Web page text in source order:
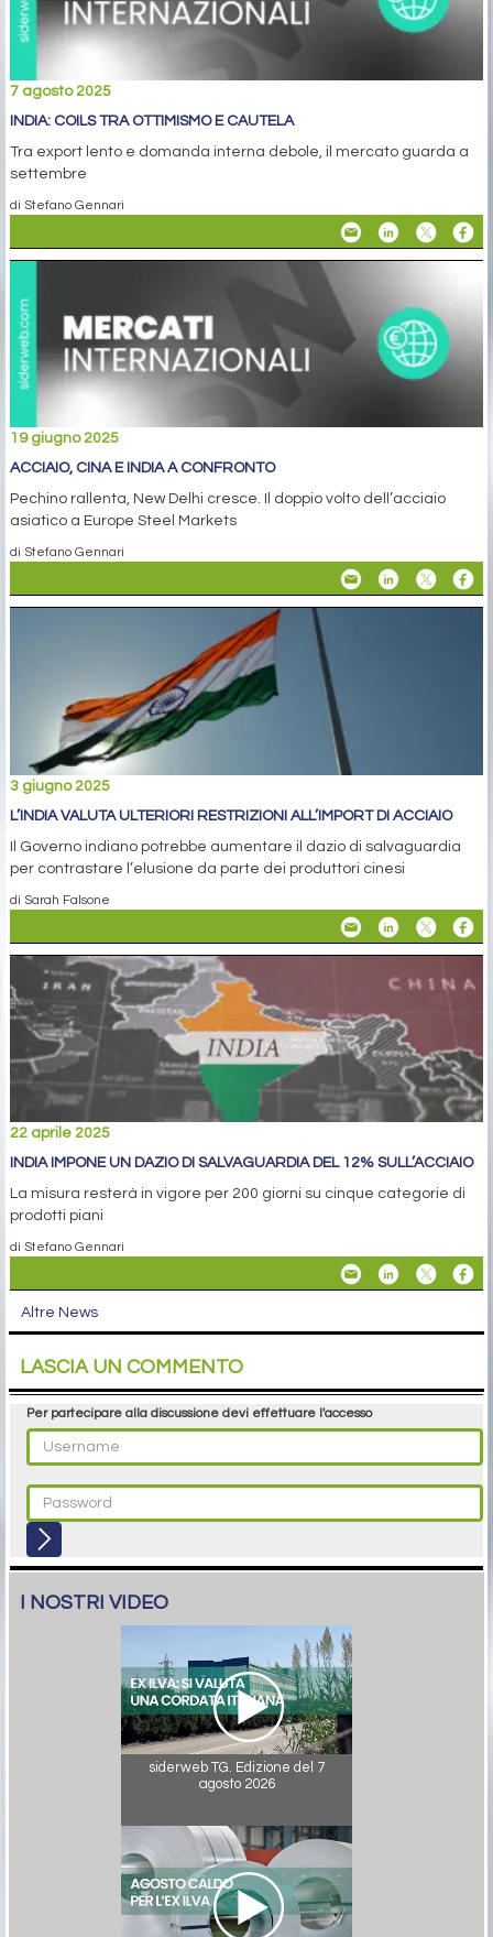
7 agosto 2025
INDIA: COILS TRA OTTIMISMO E CAUTELA
Tra export lento e domanda interna debole, il mercato guarda a
settembre
di Stefano Gennari
19 giugno 2025
ACCIAIO, CINA E INDIA A CONFRONTO
Pechino rallenta, New Delhi cresce. Il doppio volto dell’acciaio
asiatico a Europe Steel Markets
di Stefano Gennari
3 giugno 2025
L’INDIA VALUTA ULTERIORI RESTRIZIONI ALL’IMPORT DI ACCIAIO
Il Governo indiano potrebbe aumentare il dazio di salvaguardia
per contrastare l’elusione da parte dei produttori cinesi
di Sarah Falsone
22 aprile 2025
INDIA IMPONE UN DAZIO DI SALVAGUARDIA DEL 12% SULL’ACCIAIO
La misura resterà in vigore per 200 giorni su cinque categorie di
prodotti piani
di Stefano Gennari
Altre News
LASCIA UN COMMENTO
Per partecipare alla discussione devi effettuare l'accesso
I NOSTRI VIDEO
siderweb TG. Edizione del 7
agosto 2026